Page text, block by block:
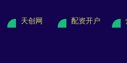
天创网 配资开户